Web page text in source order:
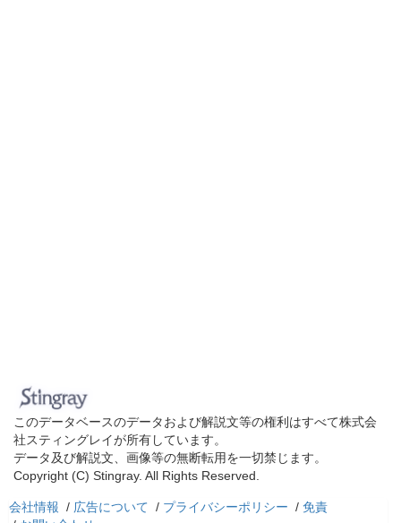
このデータベースのデータおよび解説文等の権利はすべて株式会
社スティングレイが所有しています。
データ及び解説文、画像等の無断転用を一切禁じます。
Copyright (C) Stingray. All Rights Reserved.
会社情報 / 広告について / プライバシーポリシー / 免責